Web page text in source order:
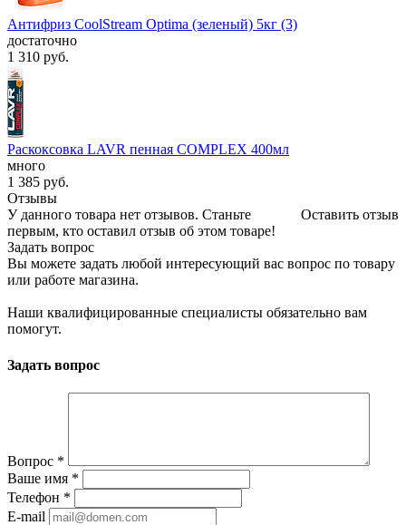
Антифриз CoolStream Optima (зеленый) 5кг (3)
достаточно
1 310 руб.
Раскоксовка LAVR пенная COMPLEX 400мл
много
1 385 руб.
Отзывы
Оставить отзыв
У данного товара нет отзывов. Станьте
первым, кто оставил отзыв об этом товаре!
Задать вопрос
Вы можете задать любой интересующий вас вопрос по товару
или работе магазина.
Наши квалифицированные специалисты обязательно вам
помогут.
Задать вопрос
Вопрос *
Ваше имя *
Телефон *
E-mail